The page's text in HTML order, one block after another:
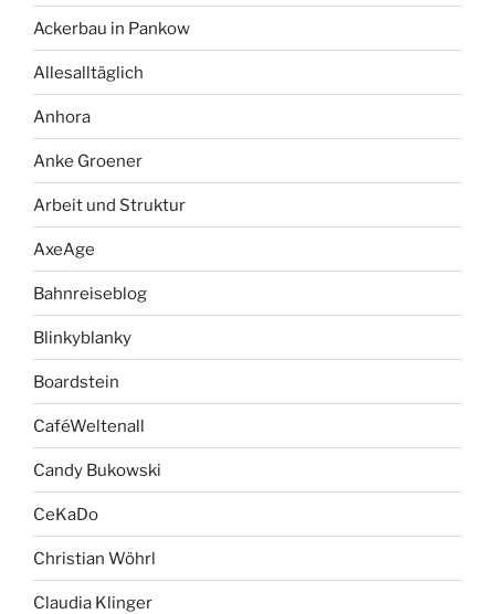
Ackerbau in Pankow
Allesalltäglich
Anhora
Anke Groener
Arbeit und Struktur
AxeAge
Bahnreiseblog
Blinkyblanky
Boardstein
CaféWeltenall
Candy Bukowski
CeKaDo
Christian Wöhrl
Claudia Klinger